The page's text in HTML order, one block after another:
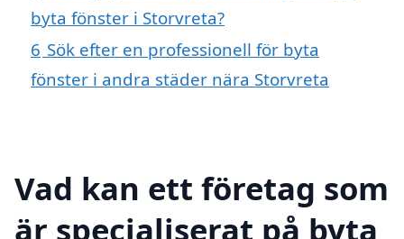
byta fönster i Storvreta?
6 Sök efter en professionell för byta
fönster i andra städer nära Storvreta
Vad kan ett företag som
är specialiserat på byta